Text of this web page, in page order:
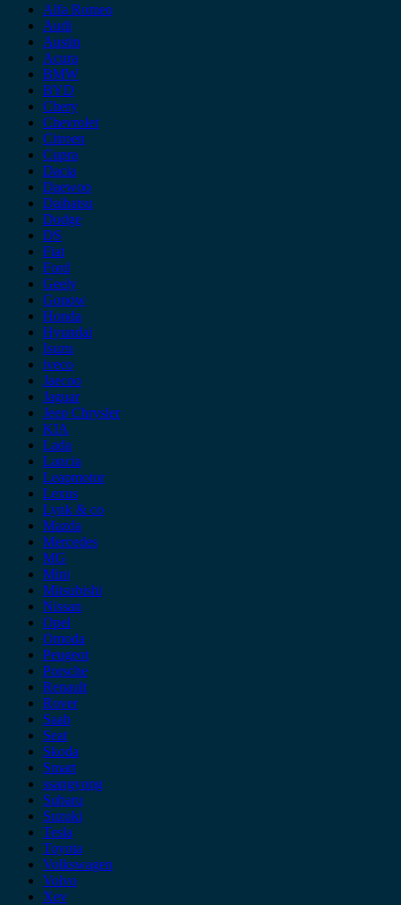
Alfa Romeo
Audi
Austin
Acura
BMW
BYD
Chery
Chevrolet
Citroen
Cupra
Dacia
Daewoo
Daihatsu
Dodge
DS
Fiat
Ford
Geely
Gonow
Honda
Hyundai
Isuzu
iveco
Jaecoo
Jaguar
Jeep Chrysler
KIA
Lada
Lancia
Leapmotor
Lexus
Lynk & co
Mazda
Mercedes
MG
Mini
Mitsubishi
Nissan
Opel
Omoda
Peugeot
Porsche
Renault
Rover
Saab
Seat
Skoda
Smart
ssangyong
Subaru
Suzuki
Tesla
Toyota
Volkswagen
Volvo
Xev